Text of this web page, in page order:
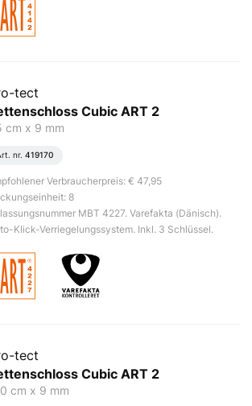
tect
Cubic ART 2
cm x 9 mm
nr. 419170
Verbraucherpreis: € 47,95
8
MBT 4227. Varefakta (Dänisch).
Klick-Verriegelungssystem. Inkl. 3 Schlüssel.
tect
Cubic ART 2
cm x 9 mm